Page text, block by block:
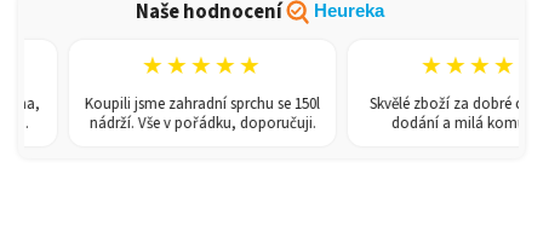
Naše hodnocení Heureka
★★★★★
Koupili jsme zahradní sprchu se 150l
nádrží. Vše v pořádku, doporučuji.
★★★★★
Skvělé zboží za dobré
dodání a milá